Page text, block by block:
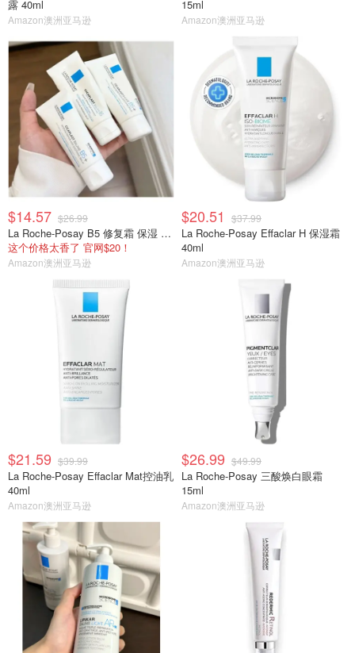
露 40ml
Amazon澳洲亚马逊
15ml
Amazon澳洲亚马逊
$14.57 $26.99
La Roche-Posay B5 修复霜 保湿 40ml
这个价格太香了 官网$20！
Amazon澳洲亚马逊
$20.51 $37.99
La Roche-Posay Effaclar H 保湿霜
40ml
Amazon澳洲亚马逊
$21.59 $39.99
La Roche-Posay Effaclar Mat控油乳
40ml
Amazon澳洲亚马逊
$26.99 $49.99
La Roche-Posay 三酸焕白眼霜
15ml
Amazon澳洲亚马逊